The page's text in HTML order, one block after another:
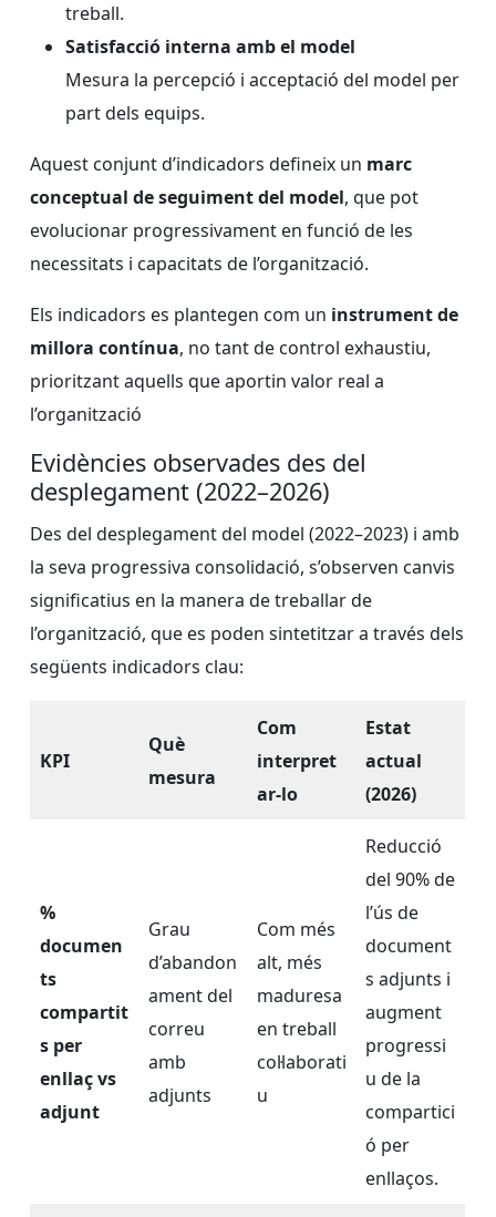
treball.
Satisfacció interna amb el model
Mesura la percepció i acceptació del model per
part dels equips.
Aquest conjunt d’indicadors defineix un marc
conceptual de seguiment del model, que pot
evolucionar progressivament en funció de les
necessitats i capacitats de l’organització.
Els indicadors es plantegen com un instrument de
millora contínua, no tant de control exhaustiu,
prioritzant aquells que aportin valor real a
l’organització
Evidències observades des del
desplegament (2022–2026)
Des del desplegament del model (2022–2023) i amb
la seva progressiva consolidació, s’observen canvis
significatius en la manera de treballar de
l’organització, que es poden sintetitzar a través dels
següents indicadors clau:
KPI
Què
mesura
Com
interpret
ar-lo
Estat
actual
(2026)
%
documen
ts
compartit
s per
enllaç vs
adjunt
Grau
d’abandon
ament del
correu
amb
adjunts
Com més
alt, més
maduresa
en treball
col·laborati
u
Reducció
del 90% de
l’ús de
document
s adjunts i
augment
progressi
u de la
compartici
ó per
enllaços.